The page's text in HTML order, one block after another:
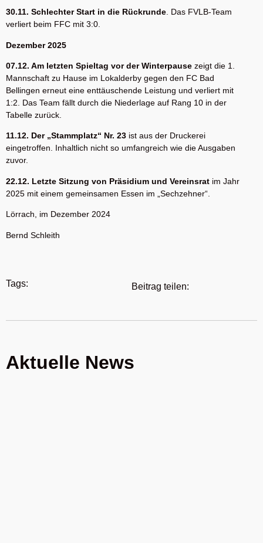
30.11. Schlechter Start in die Rückrunde. Das FVLB-Team
verliert beim FFC mit 3:0.
Dezember 2025
07.12. Am letzten Spieltag vor der Winterpause zeigt die 1.
Mannschaft zu Hause im Lokalderby gegen den FC Bad
Bellingen erneut eine enttäuschende Leistung und verliert mit
1:2. Das Team fällt durch die Niederlage auf Rang 10 in der
Tabelle zurück.
11.12. Der „Stammplatz“ Nr. 23 ist aus der Druckerei
eingetroffen. Inhaltlich nicht so umfangreich wie die Ausgaben
zuvor.
22.12. Letzte Sitzung von Präsidium und Vereinsrat im Jahr
2025 mit einem gemeinsamen Essen im „Sechzehner“.
Lörrach, im Dezember 2024
Bernd Schleith
Tags: Beitrag teilen:
Aktuelle News